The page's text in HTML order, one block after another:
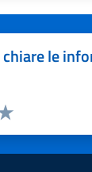
le
5 stelle
4 stelle su 5
su 5
su 5
5